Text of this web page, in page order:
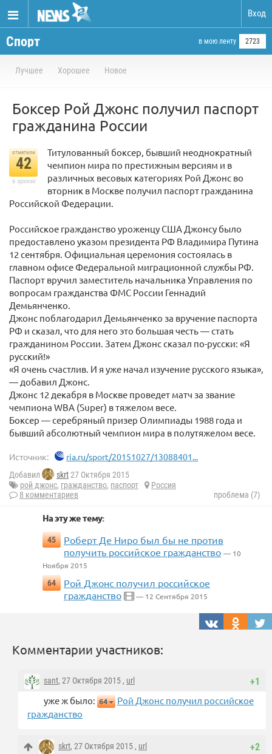
Вход
Спорт в мою ленту 2723
Лучшее Хорошее Новое
Боксер Рой Джонс получил паспорт
гражданина России
отметили
42
в архиве
Титулованный боксер, бывший неоднократный
чемпион мира по престижным версиям и в
различных весовых категориях Рой Джонс во
вторник в Москве получил паспорт гражданина
Российской Федерации.
Российское гражданство уроженцу США Джонсу было
предоставлено указом президента РФ Владимира Путина
12 сентября. Официальная церемония состоялась в
главном офисе Федеральной миграционной службы РФ.
Паспорт вручил заместитель начальника Управления по
вопросам гражданства ФМС России Геннадий
Демьянченко.
Джонс поблагодарил Демьянченко за вручение паспорта
РФ и сказал, что для него это большая честь — стать
гражданином России. Затем Джонс сказал по-русски: «Я
русский!»
«Я очень счастлив. И я уже начал изучение русского языка»,
— добавил Джонс.
Джонс 12 декабря в Москве проведет матч за звание
чемпиона WBA (Super) в тяжелом весе.
Боксер — серебряный призер Олимпиады 1988 года и
бывший абсолютный чемпион мира в полутяжелом весе.
Источник: ria.ru/sport/20151027/13088401...
Добавил skrt27 Октября 2015
рой джонс, гражданство, паспорт
Россия
8 комментариев
проблема (7)
На эту же тему:
45
Роберт Де Ниро был бы не против
получить российское гражданство — 10
Ноября 2015
64
Рой Джонс получил российское
гражданство
— 12 Сентября 2015
Комментарии участников:
+1
sant, 27 Октября 2015 , url
уже ж было: 64
Рой Джонс получил российское
гражданство
+2
skrt, 27 Октября 2015 , url